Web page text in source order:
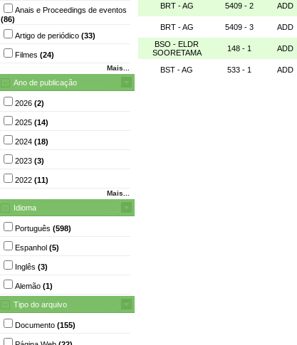
Anais e Proceedings de eventos
(86)
Artigo de periódico (33)
Filmes (24)
Mais...
Ano de publicação
2026 (2)
2025 (14)
2024 (18)
2023 (3)
2022 (11)
Mais...
Idioma
Português (598)
Espanhol (5)
Inglês (3)
Alemão (1)
Tipo do arquivo
Documento (155)
BRT - AG 5409 - 2 ADD
BRT - AG 5409 - 3 ADD
BSO - ELDR
SOORETAMA
148 - 1 ADD
BST - AG 533 - 1 ADD